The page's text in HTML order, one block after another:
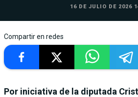
16 DE JULIO DE 2026
Compartir en redes
Por iniciativa de la diputada